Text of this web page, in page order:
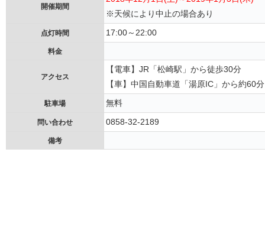
開催期間
※天候により中止の場合あり
点灯時間 17:00～22:00
料金
アクセス
【電車】JR「松崎駅」から徒歩30分
【車】中国自動車道「湯原IC」から約60分
駐車場 無料
問い合わせ 0858-32-2189
備考